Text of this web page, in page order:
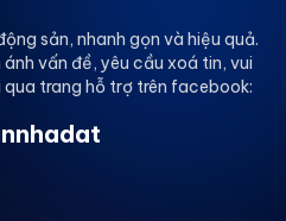
sản, nhanh gọn và hiệu quả.
vấn đề, yêu cầu xoá tin, vui
trang hỗ trợ trên facebook: